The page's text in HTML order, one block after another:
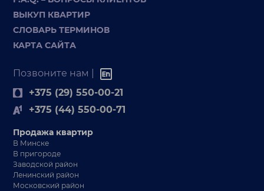
ВЫКУП КВАРТИР
СЛОВАРЬ ТЕРМИНОВ
КАРТА САЙТА
Позвоните нам |
+375 (29) 550-00-21
+375 (44) 550-00-71
Продажа квартир
В Минске
В пригороде
Заводской район
Ленинский район
Московский район